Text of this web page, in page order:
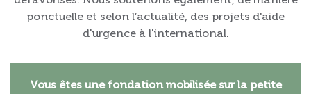
ponctuelle et selon l’actualité, des projets d'aide
d'urgence à l'international.
Vous êtes une fondation mobilisée sur la petite